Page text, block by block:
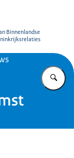
Binnenlandse